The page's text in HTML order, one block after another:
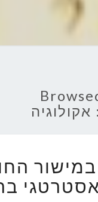
אקולוגיה
אסטרטגי